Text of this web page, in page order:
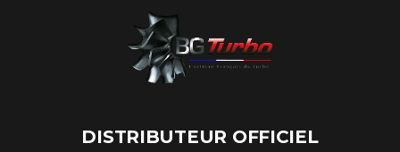
DISTRIBUTEUR OFFICIEL